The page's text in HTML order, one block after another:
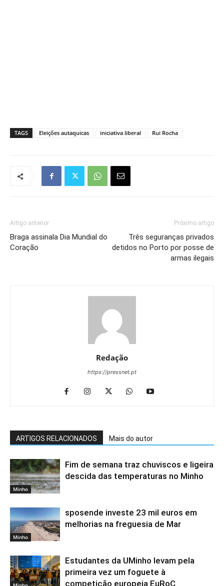
TAGS Eleições autaquicas iniciativa liberal Rui Rocha
Artigo anterior
Braga assinala Dia Mundial do
Coração
Próximo artigo
Três seguranças privados
detidos no Porto por posse de
armas ilegais
Redação
https://pressnet.pt
ARTIGOS RELACIONADOS Mais do autor
Minho
Fim de semana traz chuviscos e ligeira
descida das temperaturas no Minho
Minho
sposende investe 23 mil euros em
melhorias na freguesia de Mar
Estudantes da UMinho levam pela
primeira vez um foguete à
competição europeia EuRoC